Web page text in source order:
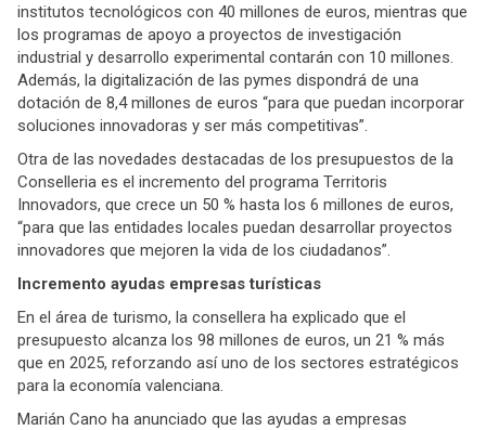
institutos tecnológicos con 40 millones de euros, mientras que
los programas de apoyo a proyectos de investigación
industrial y desarrollo experimental contarán con 10 millones.
Además, la digitalización de las pymes dispondrá de una
dotación de 8,4 millones de euros “para que puedan incorporar
soluciones innovadoras y ser más competitivas”.
Otra de las novedades destacadas de los presupuestos de la
Conselleria es el incremento del programa Territoris
Innovadors, que crece un 50 % hasta los 6 millones de euros,
“para que las entidades locales puedan desarrollar proyectos
innovadores que mejoren la vida de los ciudadanos”.
Incremento ayudas empresas turísticas
En el área de turismo, la consellera ha explicado que el
presupuesto alcanza los 98 millones de euros, un 21 % más
que en 2025, reforzando así uno de los sectores estratégicos
para la economía valenciana.
Marián Cano ha anunciado que las ayudas a empresas